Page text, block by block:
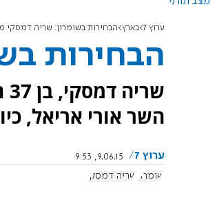
ערוץ 7 בארץ הבחירות בשומרון: שריה דמסקי
הבחירות
השר אורי אריאל,
ערוץ 7
9.06.15, 9:53
שומרון
שריה דמסקי